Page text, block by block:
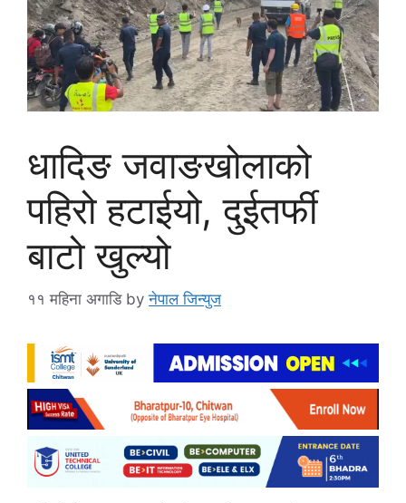
धादिङ जवाङखोलाको
पहिरो हटाईयो, दुईतर्फी
बाटो खुल्यो
११ महिना अगाडि byनेपाल जिन्युज